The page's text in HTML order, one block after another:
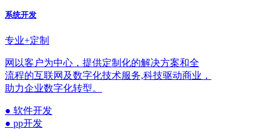
系统开发
专业+定制
网以客户为中心，提供定制化的解决方案和全
流程的互联网及数字化技术服务,科技驱动商业，
助力企业数字化转型。
● 软件开发
● pp开发